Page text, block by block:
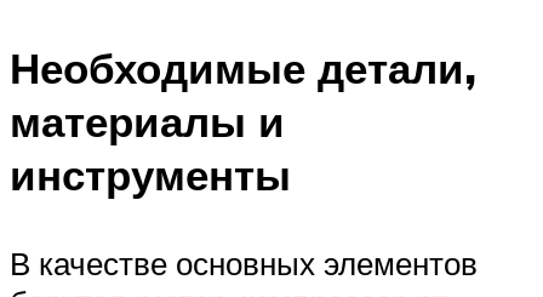
Необходимые детали,
материалы и
инструменты
В качестве основных элементов